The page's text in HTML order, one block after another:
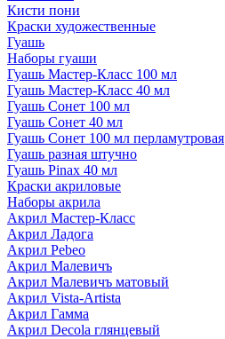
Кисти пони
Краски художественные
Гуашь
Наборы гуаши
Гуашь Мастер-Класс 100 мл
Гуашь Мастер-Класс 40 мл
Гуашь Сонет 100 мл
Гуашь Сонет 40 мл
Гуашь Сонет 100 мл перламутровая
Гуашь разная штучно
Гуашь Pinax 40 мл
Краски акриловые
Наборы акрила
Акрил Мастер-Класс
Акрил Ладога
Акрил Pebeo
Акрил Малевичъ
Акрил Малевичъ матовый
Акрил Vista-Artista
Акрил Гамма
Акрил Decola глянцевый